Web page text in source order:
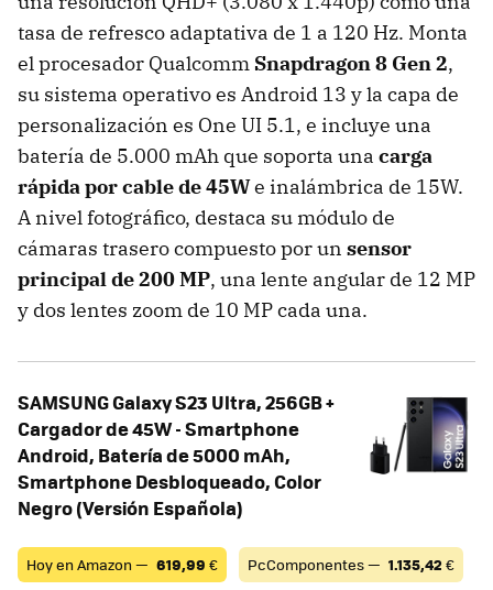
tasa de refresco adaptativa de 1 a 120 Hz. Monta
el procesador Qualcomm Snapdragon 8 Gen 2,
su sistema operativo es Android 13 y la capa de
personalización es One UI 5.1, e incluye una
batería de 5.000 mAh que soporta una carga
rápida por cable de 45We inalámbrica de 15W.
A nivel fotográfico, destaca su módulo de
cámaras trasero compuesto por un sensor
principal de 200 MP, una lente angular de 12 MP
y dos lentes zoom de 10 MP cada una.
SAMSUNG Galaxy S23 Ultra, 256GB +
Cargador de 45W - Smartphone
Android, Batería de 5000 mAh,
Smartphone Desbloqueado, Color
Negro (Versión Española)
Hoy en Amazon — 619,99 € PcComponentes — 1.135,42 €